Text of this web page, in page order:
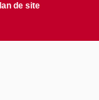
de site